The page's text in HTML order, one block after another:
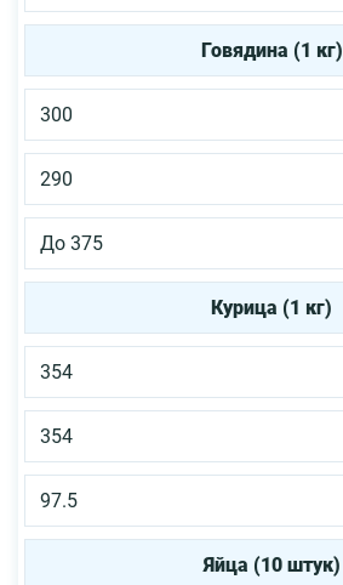
Говядина (1 кг)
300
290
До 375
Курица (1 кг)
354
354
97.5
Яйца (10 штук)